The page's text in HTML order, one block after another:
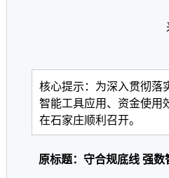
核心提示：为深入贯彻落
智能工具应用、资金使用
在石家庄顺利召开。
原标题：守合规底线 强